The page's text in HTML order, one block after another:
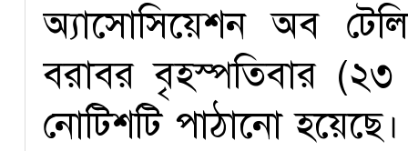
অ্যাসোসিয়েশন অব
বরাবর বৃহস্পতিবার (২৩
নোটিশটি পাঠানো